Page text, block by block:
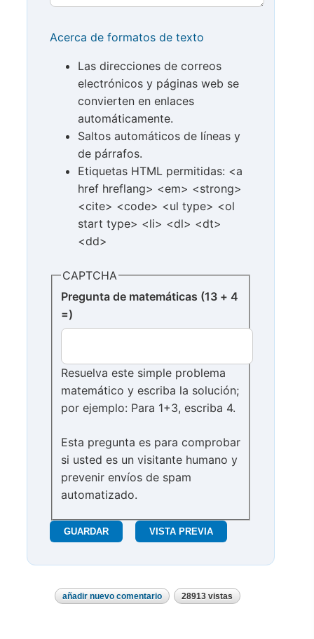
Acerca de formatos de texto
Las direcciones de correos
electrónicos y páginas web se
convierten en enlaces
automáticamente.
Saltos automáticos de líneas y
de párrafos.
Etiquetas HTML permitidas: <a
href hreflang> <em> <strong>
<cite> <code> <ul type> <ol
start type> <li> <dl> <dt>
<dd>
CAPTCHA
Pregunta de matemáticas (13 + 4
=)
Resuelva este simple problema
matemático y escriba la solución;
por ejemplo: Para 1+3, escriba 4.
Esta pregunta es para comprobar
si usted es un visitante humano y
prevenir envíos de spam
automatizado.
añadir nuevo comentario 28913 vistas